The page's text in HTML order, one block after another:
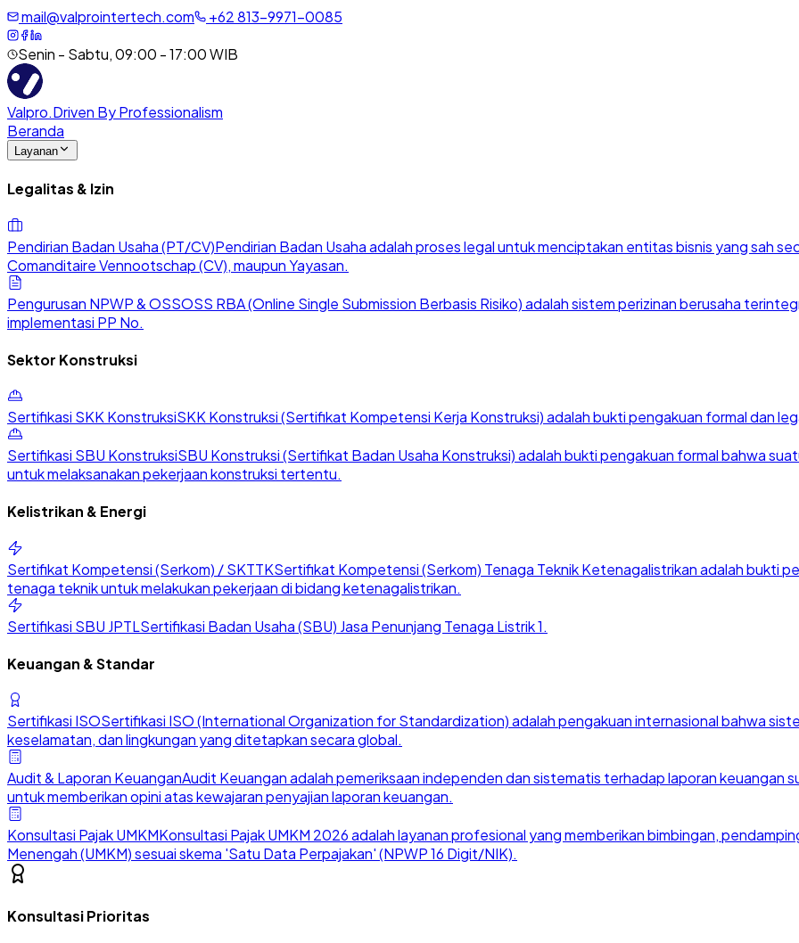
mail@valprointertech.com +62813-9971-0085
Senin - Sabtu, 09:00 - 17:00 WIB
Valpro.Driven By Professionalism
Beranda
Layanan
Legalitas & Izin
Pendirian Badan Usaha (PT/CV)Pendirian Badan Usaha adalah proses legal untuk menciptakan entitas bisnis yang sah
Comanditaire Vennootschap (CV), maupun Yayasan.
Pengurusan NPWP & OSSOSS RBA (Online Single Submission Berbasis Risiko) adalah sistem perizinan berusaha
implementasi PP No.
Sektor Konstruksi
Sertifikasi SKK KonstruksiSKK Konstruksi (Sertifikat Kompetensi Kerja Konstruksi) adalah bukti pengakuan formal dan
Sertifikasi SBU KonstruksiSBU Konstruksi (Sertifikat Badan Usaha Konstruksi) adalah bukti pengakuan formal bahwa
untuk melaksanakan pekerjaan konstruksi tertentu.
Kelistrikan & Energi
Sertifikat Kompetensi (Serkom) / SKTTKSertifikat Kompetensi (Serkom) Tenaga Teknik Ketenagalistrikan adalah bukti
tenaga teknik untuk melakukan pekerjaan di bidang ketenagalistrikan.
Sertifikasi SBU JPTLSertifikasi Badan Usaha (SBU) Jasa Penunjang Tenaga Listrik 1.
Keuangan & Standar
Sertifikasi ISOSertifikasi ISO (International Organization for Standardization) adalah pengakuan internasional bahwa
keselamatan, dan lingkungan yang ditetapkan secara global.
Audit & Laporan KeuanganAudit Keuangan adalah pemeriksaan independen dan sistematis terhadap laporan keuangan
untuk memberikan opini atas kewajaran penyajian laporan keuangan.
Konsultasi Pajak UMKMKonsultasi Pajak UMKM 2026 adalah layanan profesional yang memberikan bimbingan,
Menengah (UMKM) sesuai skema 'Satu Data Perpajakan' (NPWP 16 Digit/NIK).
Konsultasi Prioritas